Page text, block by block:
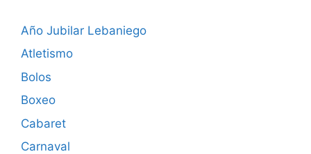
Año Jubilar Lebaniego
Atletismo
Bolos
Boxeo
Cabaret
Carnaval